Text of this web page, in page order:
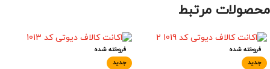
محصولات مرتبط
فروخته شده
جدید
فروخته شده
جدید